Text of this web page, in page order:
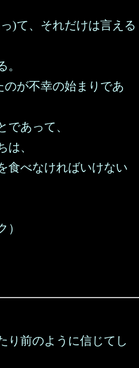
)て、それだけは言える
が不幸の始まりであ
であって、
は、
食べなければいけない
）
り前のように信じてし